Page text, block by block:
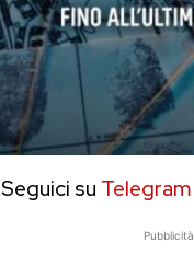
Seguici su Telegram
Pubblicità